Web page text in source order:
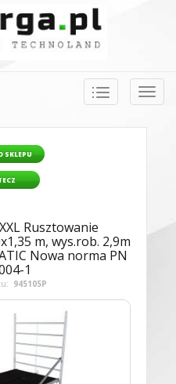
Toggle
SKLEPU
Rusztowanie
m, wys.rob. 2,9m
Nowa norma PN
1
945105P